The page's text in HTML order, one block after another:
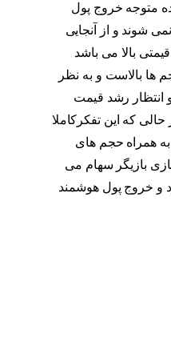
متوجه خروج پول
شوند و از آنجایی
بالا می باشد
ها بالاست و به نظر
انتظار رشد قیمت
حالی که این تفکرکاملا
همراه حجم های
بازیگر سهام می
و خروج پول هوشمند